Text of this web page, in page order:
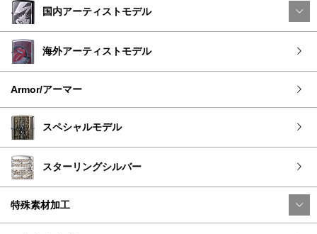
国内アーティストモデル
海外アーティストモデル
Armor/アーマー
スペシャルモデル
スターリングシルバー
特殊素材加工